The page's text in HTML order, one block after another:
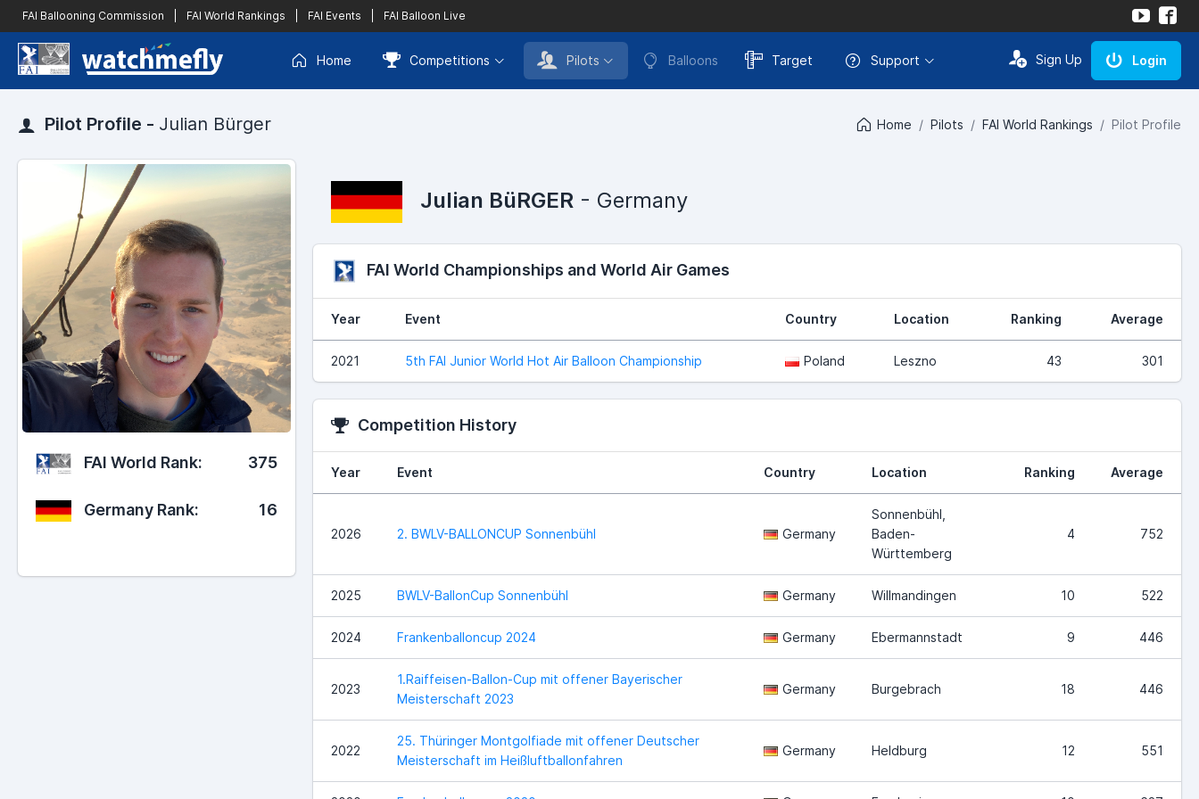
FAI Ballooning Commission FAI World Rankings FAI Events FAI Balloon Live
Home Competitions Pilots Balloons Target Support Sign Up Login
Pilot Profile - Julian Bürger Home Pilots FAI World Rankings Pilot Profile
FAI World Rank: 375
Germany Rank: 16
Julian BüRGER - Germany
FAI World Championships and World Air Games
Year Event Country Location Ranking Average
2021 5th FAI Junior World Hot Air Balloon Championship Poland Leszno 43 301
Competition History
Year Event Country Location Ranking Average
2026 2. BWLV-BALLONCUP Sonnenbühl Germany
Sonnenbühl,
Baden-
Württemberg
4 752
2025 BWLV-BallonCup Sonnenbühl Germany Willmandingen 10 522
2024 Frankenballoncup 2024 Germany Ebermannstadt 9 446
2023
1.Raiffeisen-Ballon-Cup mit offener Bayerischer
Meisterschaft 2023
Germany Burgebrach 18 446
2022
25. Thüringer Montgolfiade mit offener Deutscher
Meisterschaft im Heißluftballonfahren
Germany Heldburg 12 551